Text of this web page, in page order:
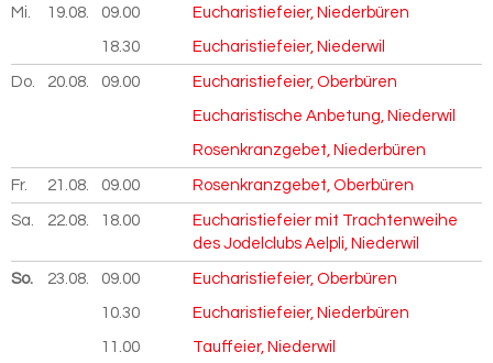
Mi. 19.08. 2026
09.00 Eucharistiefeier, Niederbüren
18.30 Eucharistiefeier, Niederwil
Do. 20.08. 2026
09.00 Eucharistiefeier, Oberbüren
Eucharistische Anbetung, Niederwil
Rosenkranzgebet, Niederbüren
Fr. 21.08. 2026
09.00 Rosenkranzgebet, Oberbüren
Sa. 22.08. 2026
18.00
Eucharistiefeier mit Trachtenweihe
des Jodelclubs Aelpli, Niederwil
So. 23.08. 2026
09.00 Eucharistiefeier, Oberbüren
10.30 Eucharistiefeier, Niederbüren
11.00 Tauffeier, Niederwil